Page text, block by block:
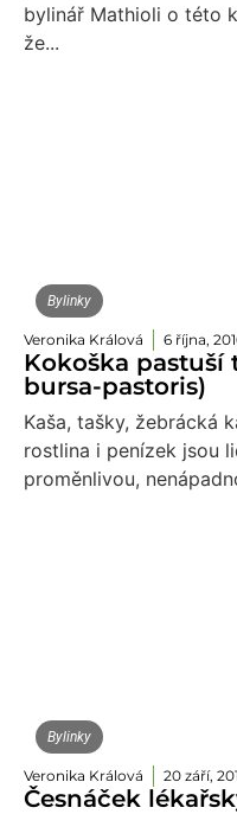
bylinář Mathioli o této
že...
Bylinky
Veronika Králová 6 října,
Kokoška pastuší
bursa-pastoris)
Kaša, tašky, žebrácká
rostlina i penízek jsou
proměnlivou,
Bylinky
Veronika Králová 20 září,
Česnáček